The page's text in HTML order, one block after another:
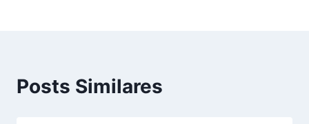
Posts Similares